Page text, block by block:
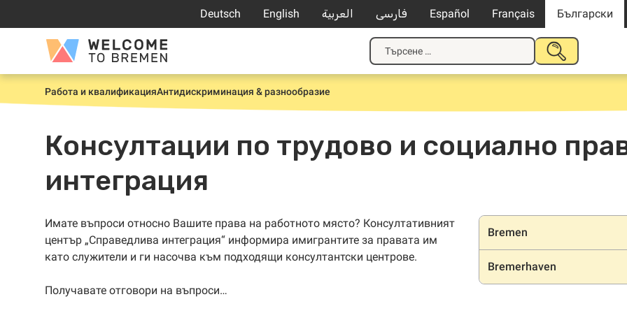
съдържанието
Deutsch English العربية فارسی Español Français Български
Welcome
to
Bremen
Търсене
за:
ПОДАВАНЕ
Начало
Работа и квалификацияАнтидискриминация & разнообразие
Консултации по трудово и социално
интеграция
Имате въпроси относно Вашите права на работното място? Консултативният
център „Справедлива интеграция“ информира имигрантите за правата им
като служители и ги насочва към подходящи консултантски центрове.
Получавате отговори на въпроси…
Bremen
Bremerhaven